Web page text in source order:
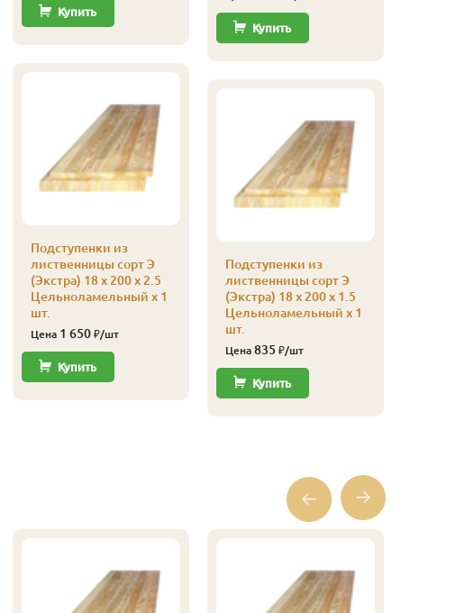
Купить
Подступенки из
лиственницы сорт Э
(Экстра) 18 x 200 x 2.5
Цельноламельный x 1
шт.
Цена 1 650₽/шт
Купить
Купить
Подступенки из
лиственницы сорт Э
(Экстра) 18 x 200 x 1.5
Цельноламельный x 1
шт.
Цена 835 ₽/шт
Купить